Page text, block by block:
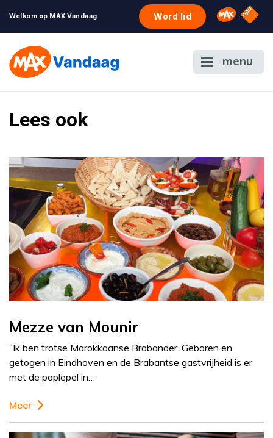
Welkom op MAX Vandaag Word lid Omroep
NPO
menu
Lees ook
Mezze van Mounir
“Ik ben trotse Marokkaanse Brabander. Geboren en
getogen in Eindhoven en de Brabantse gastvrijheid is er
met de paplepel in…
Meer